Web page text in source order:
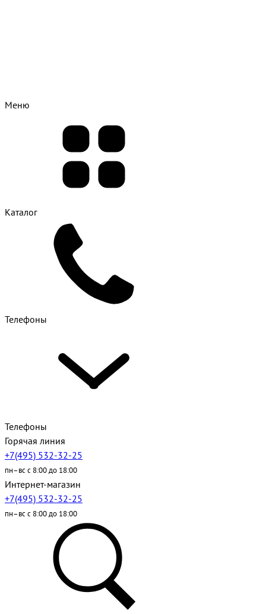
Меню
Каталог
Телефоны
Телефоны
Горячая линия
+7(495) 532-32-25
пн–вс с 8:00 до 18:00
Интернет-магазин
+7(495) 532-32-25
пн–вс с 8:00 до 18:00